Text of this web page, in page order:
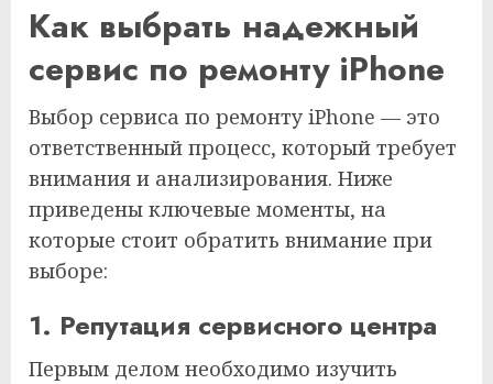
Как выбрать надежный
сервис по ремонту iPhone
Выбор сервиса по ремонту iPhone — это
ответственный процесс, который требует
внимания и анализирования. Ниже
приведены ключевые моменты, на
которые стоит обратить внимание при
выборе:
1. Репутация сервисного центра
Первым делом необходимо изучить